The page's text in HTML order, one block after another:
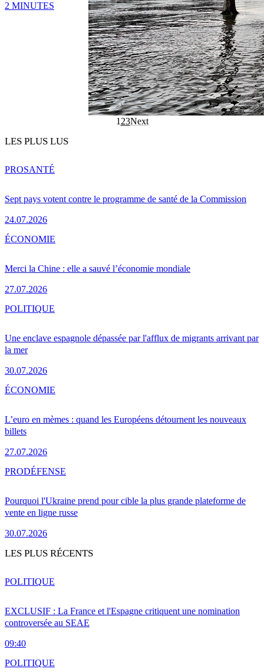
2 MINUTES
1 23Next
LES PLUS LUS
Sept pays votent contre le programme de santé de la Commission
24.07.2026
PROSANTÉ
Merci la Chine : elle a sauvé l’économie mondiale
27.07.2026
ÉCONOMIE
Une enclave espagnole dépassée par l'afflux de migrants arrivant par
la mer
30.07.2026
POLITIQUE
L’euro en mèmes : quand les Européens détournent les nouveaux
billets
27.07.2026
ÉCONOMIE
Pourquoi l'Ukraine prend pour cible la plus grande plateforme de
vente en ligne russe
30.07.2026
PRODÉFENSE
LES PLUS RÉCENTS
EXCLUSIF : La France et l'Espagne critiquent une nomination
controversée au SEAE
09:40
POLITIQUE
POLITIQUE